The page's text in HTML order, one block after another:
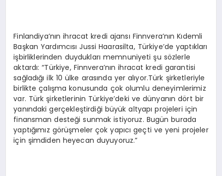
Finlandiya’nın ihracat kredi ajansı Finnvera’nın Kıdemli
Başkan Yardımcısı Jussi Haarasilta, Türkiye’de yaptıkları
işbirliklerinden duydukları memnuniyeti şu sözlerle
aktardı: “Türkiye, Finnvera’nın ihracat kredi garantisi
sağladığı ilk 10 ülke arasında yer alıyor.Türk şirketleriyle
birlikte çalışma konusunda çok olumlu deneyimlerimiz
var. Türk şirketlerinin Türkiye’deki ve dünyanın dört bir
yanındaki gerçekleştirdiği büyük altyapı projeleri için
finansman desteği sunmak istiyoruz. Bugün burada
yaptığımız görüşmeler çok yapıcı geçti ve yeni projeler
için şimdiden heyecan duyuyoruz.”